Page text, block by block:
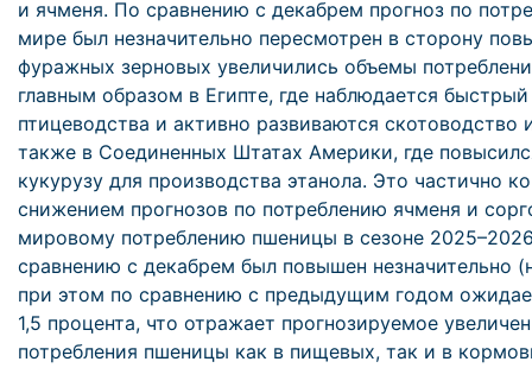
и ячменя. По сравнению с декабрем прогноз по
мире был незначительно пересмотрен в сторону
фуражных зерновых увеличились объемы
главным образом в Египте, где наблюдается
птицеводства и активно развиваются скотоводство
также в Соединенных Штатах Америки, где
кукурузу для производства этанола. Это частично
снижением прогнозов по потреблению ячменя и
мировому потреблению пшеницы в сезоне
сравнению с декабрем был повышен незначительно
при этом по сравнению с предыдущим годом
1,5 процента, что отражает прогнозируемое
потребления пшеницы как в пищевых, так и в